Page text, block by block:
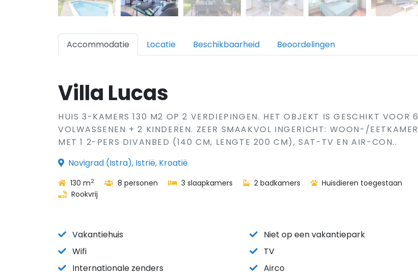
Accommodatie Locatie Beschikbaarheid Beoordelingen
Villa Lucas
HUIS 3-KAMERS 130 M2 OP 2 VERDIEPINGEN. HET OBJEKT IS GESCHIKT VOOR 6
VOLWASSENEN + 2 KINDEREN. ZEER SMAAKVOL INGERICHT: WOON-/EETKAMER
MET 1 2-PERS DIVANBED (140 CM, LENGTE 200 CM), SAT-TV EN AIR-CON..
Novigrad (Istra), Istrië, Kroatië
130 m2 8 personen 3 slaapkamers 2 badkamers
Huisdieren toegestaan
Rookvrij
Vakantiehuis
Niet op een vakantiepark
Wifi
TV
Internationale zenders
Airco